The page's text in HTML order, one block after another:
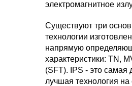
электромагнитное
Существуют три
технологии
напрямую
характеристики: TN,
(SFT). IPS - это самая
лучшая технология